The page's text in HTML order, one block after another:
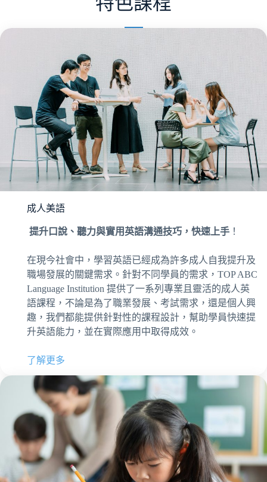
成人美語
提升口說、聽力與實用英語溝通技巧，快速上手 ！
在現今社會中，學習英語已經成為許多成人自我提升及
職場發展的關鍵需求。針對不同學員的需求，TOP ABC
Language Institution 提供了一系列專業且靈活的成人英
語課程，不論是為了職業發展、考試需求，還是個人興
趣，我們都能提供針對性的課程設計，幫助學員快速提
升英語能力，並在實際應用中取得成效。
了解更多